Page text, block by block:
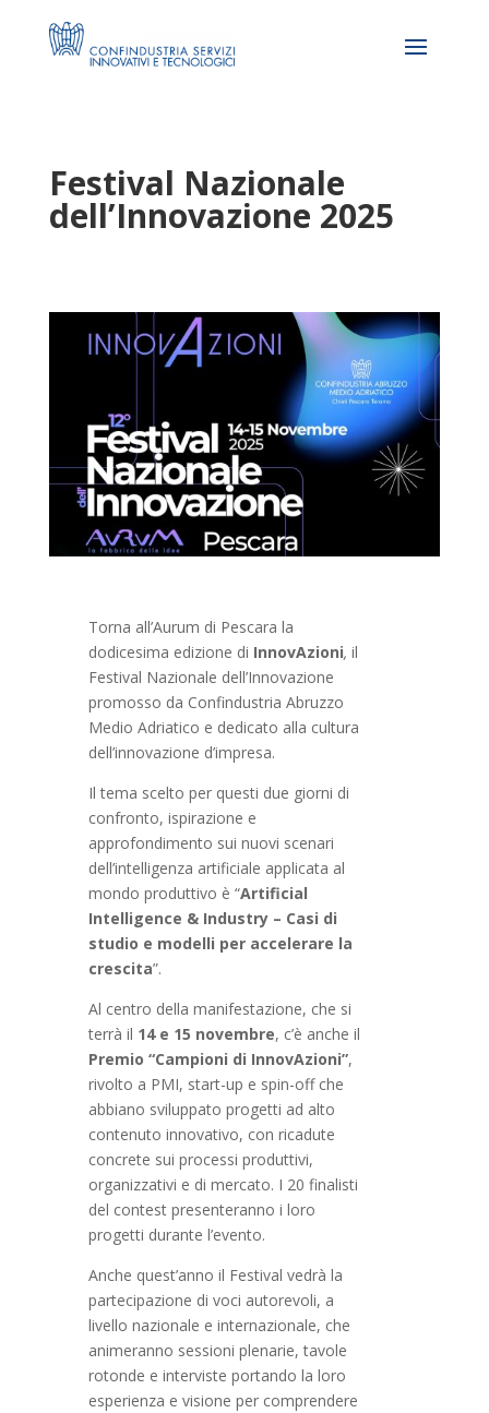
Festival Nazionale
dell’Innovazione 2025
Torna all’Aurum di Pescara la
dodicesima edizione di InnovAzioni, il
Festival Nazionale dell’Innovazione
promosso da Confindustria Abruzzo
Medio Adriatico e dedicato alla cultura
dell’innovazione d’impresa.
Il tema scelto per questi due giorni di
confronto, ispirazione e
approfondimento sui nuovi scenari
dell’intelligenza artificiale applicata al
mondo produttivo è “Artificial
Intelligence & Industry – Casi di
studio e modelli per accelerare la
crescita”.
Al centro della manifestazione, che si
terrà il 14 e 15 novembre, c’è anche il
Premio “Campioni di InnovAzioni”,
rivolto a PMI, start-up e spin-off che
abbiano sviluppato progetti ad alto
contenuto innovativo, con ricadute
concrete sui processi produttivi,
organizzativi e di mercato. I 20 finalisti
del contest presenteranno i loro
progetti durante l’evento.
Anche quest’anno il Festival vedrà la
partecipazione di voci autorevoli, a
livello nazionale e internazionale, che
animeranno sessioni plenarie, tavole
rotonde e interviste portando la loro
esperienza e visione per comprendere